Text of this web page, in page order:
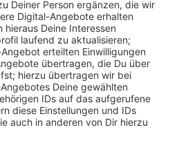
Sollte es erforderlich sein,
90 Notdienstpraxen